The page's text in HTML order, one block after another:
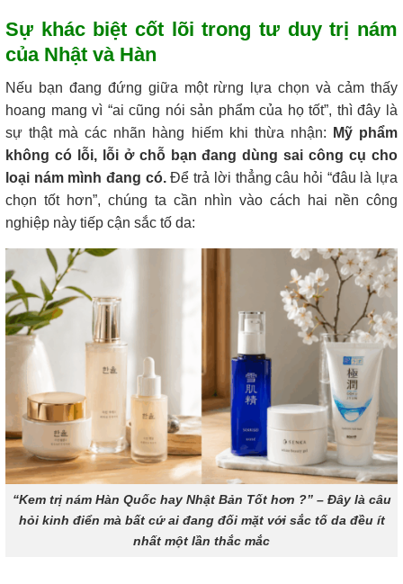
Sự khác biệt cốt lõi trong tư duy trị nám
của Nhật và Hàn
Nếu bạn đang đứng giữa một rừng lựa chọn và cảm thấy
hoang mang vì “ai cũng nói sản phẩm của họ tốt”, thì đây là
sự thật mà các nhãn hàng hiếm khi thừa nhận:
Mỹ phẩm
không có lỗi, lỗi ở chỗ bạn đang dùng sai công cụ cho
loại nám mình đang có. Để trả lời thẳng câu hỏi “đâu là lựa
chọn tốt hơn”, chúng ta cần nhìn vào cách hai nền công
nghiệp này tiếp cận sắc tố da:
“Kem trị nám Hàn Quốc hay Nhật Bản Tốt hơn ?” – Đây là câu
hỏi kinh điển mà bất cứ ai đang đối mặt với sắc tố da đều ít
nhất một lần thắc mắc